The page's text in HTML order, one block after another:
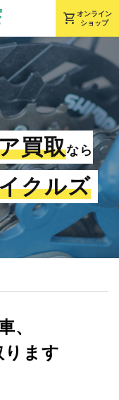
shopping_cart オンライン
ショップ
買取なら
クルズ
、
ります